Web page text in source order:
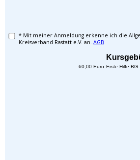
* Mit meiner Anmeldung erkenne ich die
Kreisverband Rastatt e.V. an. AGB
60,00 Euro Erste Hilfe BG